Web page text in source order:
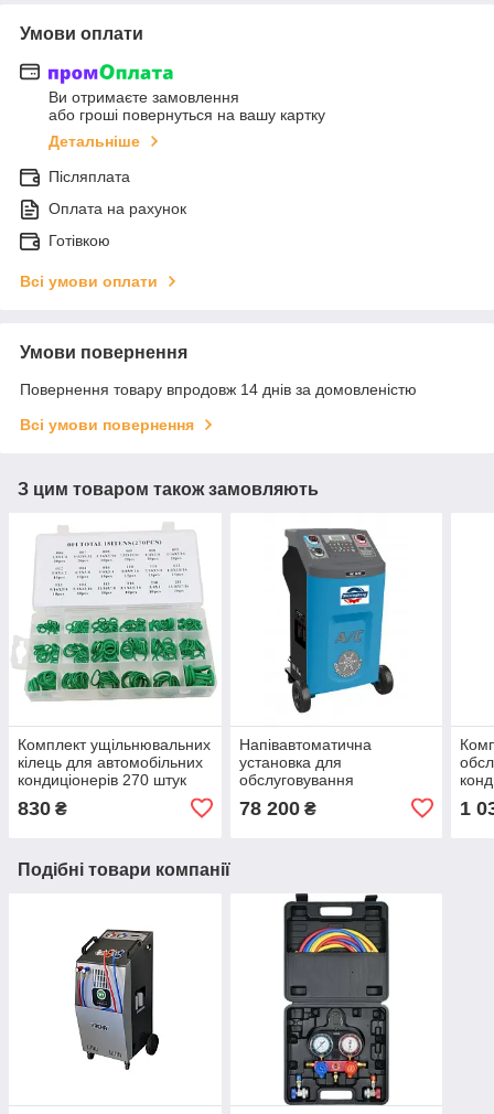
Умови оплати
Ви отримаєте замовлення
або гроші повернуться на вашу картку
Детальніше
Післяплата
Оплата на рахунок
Готівкою
Всі умови оплати
Умови повернення
Повернення товару впродовж 14 днів за домовленістю
Всі умови повернення
З цим товаром також замовляють
Комплект ущільнювальних
кілець для автомобільних
кондиціонерів 270 штук
830 ₴
Напівавтоматична
установка для
обслуговування
автомобілів AC-616
78 200₴
FR3
1
Подібні товари компанії